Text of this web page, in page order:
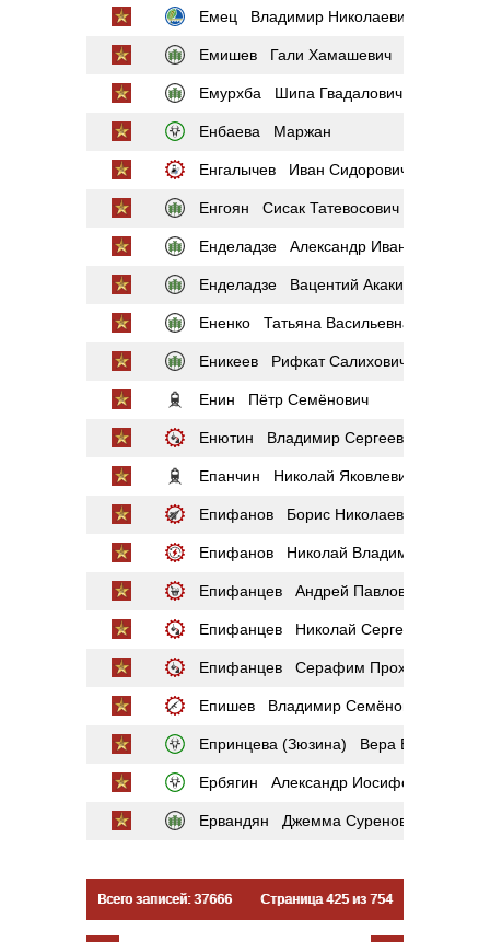
Емец Владимир Николаевич
Емишев Гали Хамашевич
Емурхба Шипа Гвадалович
Енбаева Маржан
Енгалычев Иван Сидорович
Енгоян Сисак Татевосович
Енделадзе Александр Иванович
Енделадзе Вацентий Акакиевич
Ененко Татьяна Васильевна
Еникеев Рифкат Салихович
Енин Пётр Семёнович
Енютин Владимир Сергеевич
Епанчин Николай Яковлевич
Епифанов Борис Николаевич
Епифанов Николай Владимирович
Епифанцев Андрей Павлович
Епифанцев Николай Сергеевич
Епифанцев Серафим Прохорович
Епишев Владимир Семёнович
Епринцева (Зюзина) Вера
Ербягин Александр Иосифович
Ервандян Джемма Суреновна
Всего записей: 37666 Страница 425 из 754